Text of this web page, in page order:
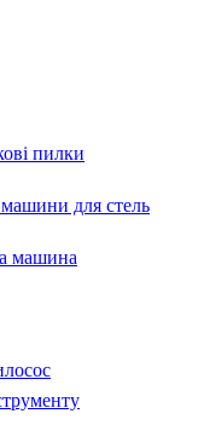
пилки
для стель
машина